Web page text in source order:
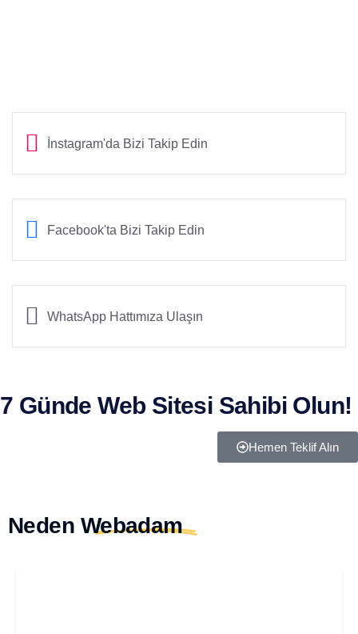
İnstagram'da Bizi Takip Edin
Facebook'ta Bizi Takip Edin
WhatsApp Hattımıza Ulaşın
7 Günde Web Sitesi Sahibi Olun!
Hemen Teklif Alın
Neden Webadam